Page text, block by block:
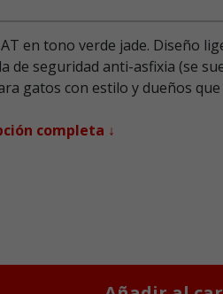
en tono verde jade. Diseño
de seguridad anti-asfixia (se
gatos con estilo y dueños
completa ↓